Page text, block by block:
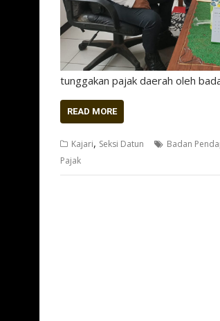
tunggakan pajak daerah oleh
READ MORE
Kajari, Seksi Datun Badan
Pajak